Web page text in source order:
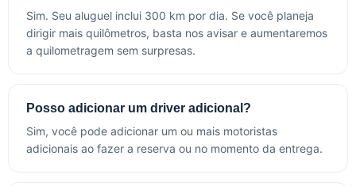
Sim. Seu aluguel inclui 300 km por dia. Se você planeja
dirigir mais quilômetros, basta nos avisar e aumentaremos
a quilometragem sem surpresas.
Posso adicionar um driver adicional?
Sim, você pode adicionar um ou mais motoristas
adicionais ao fazer a reserva ou no momento da entrega.